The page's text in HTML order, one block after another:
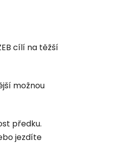
cílí na těžší
možnou
předku.
jezdíte